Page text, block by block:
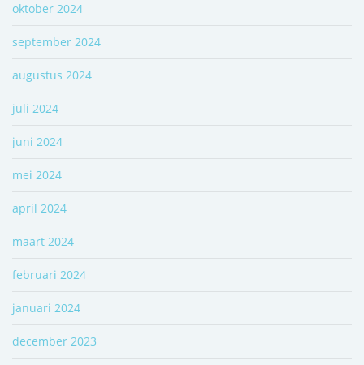
oktober 2024
september 2024
augustus 2024
juli 2024
juni 2024
mei 2024
april 2024
maart 2024
februari 2024
januari 2024
december 2023